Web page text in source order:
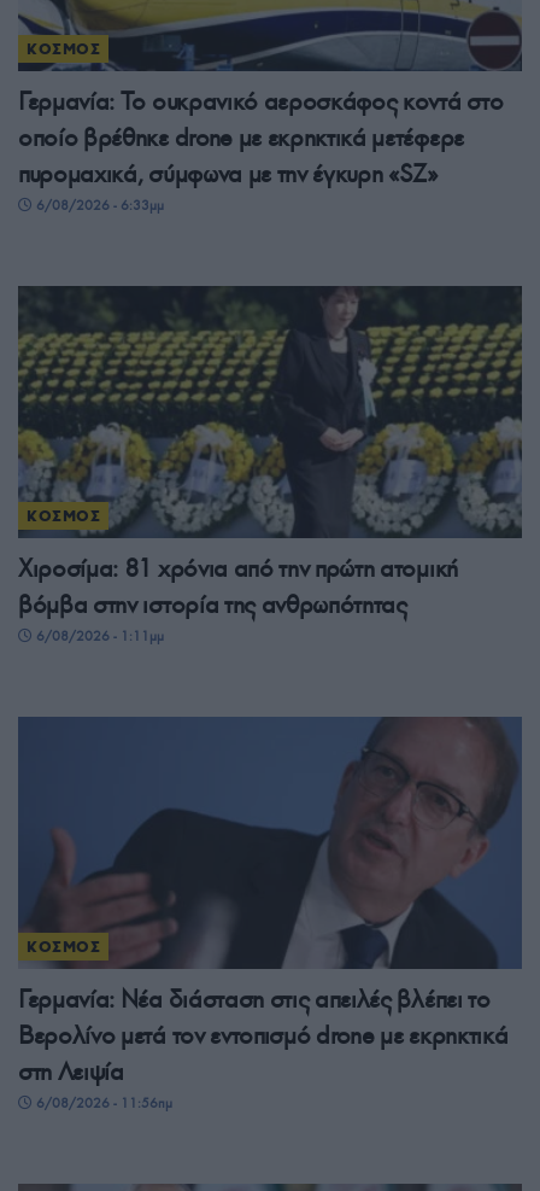
ΚΟΣΜΟΣ
Γερμανία: Το ουκρανικό αεροσκάφος κοντά στο
οποίο βρέθηκε drone με εκρηκτικά μετέφερε
πυρομαχικά, σύμφωνα με την έγκυρη «SZ»
6/08/2026 - 6:33μμ
ΚΟΣΜΟΣ
Χιροσίμα: 81 χρόνια από την πρώτη ατομική
βόμβα στην ιστορία της ανθρωπότητας
6/08/2026 - 1:11μμ
ΚΟΣΜΟΣ
Γερμανία: Νέα διάσταση στις απειλές βλέπει το
Βερολίνο μετά τον εντοπισμό drone με εκρηκτικά
στη Λειψία
6/08/2026 - 11:56πμ